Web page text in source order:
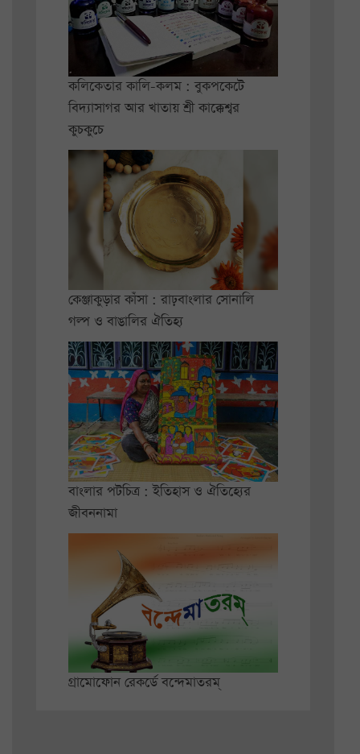
কলিকেতার কালি-কলম : বুকপকেটে
বিদ্যাসাগর আর খাতায় শ্রী কাক্কেশ্বর
কুচকুচে
কেঞ্জাকুড়ার কাঁসা : রাঢ়বাংলার সোনালি
গল্প ও বাঙালির ঐতিহ্য
বাংলার পটচিত্র : ইতিহাস ও ঐতিহ্যের
জীবননামা
গ্রামোফোন রেকর্ডে বন্দেমাতরম্